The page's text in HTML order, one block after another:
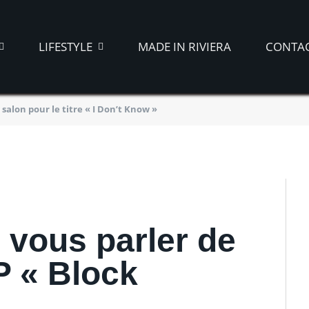
LIFESTYLE MADE IN RIVIERA
pour le titre « I Don’t Know »
live dans un salon
vous parler de
« Block